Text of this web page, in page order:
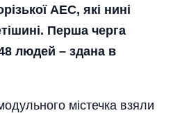
АЕС, які нині
Перша черга
людей – здана в
містечка взяли